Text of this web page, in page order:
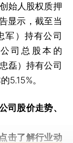
始人股权质押
显示，截至当
军）持有公司
司总股本的
磊）持有公司
5.15%。
司股价走势、
点击了解行业动